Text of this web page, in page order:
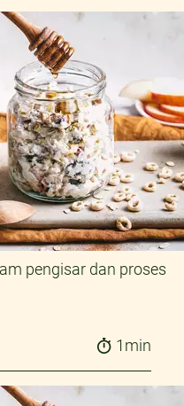
pengisar dan proses
1min